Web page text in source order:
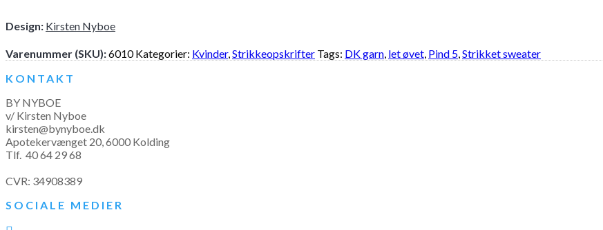
Design: Kirsten Nyboe
Varenummer (SKU):6010 Kategorier: Kvinder, Strikkeopskrifter Tags: DK garn let øvet Pind 5 Strikket sweater
KONTAKT
BY NYBOE
v/ Kirsten Nyboe
kirsten@bynyboe.dk
Apotekervænget 20, 6000 Kolding
Tlf. 40 64 29 68
CVR: 34908389
SOCIALE MEDIER